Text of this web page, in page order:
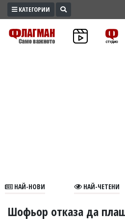
ПРОМО
ЗОНА
В
КАТЕГОРИИ
НАЙ-НОВИ НАЙ-ЧЕТЕНИ
Шофьор отказа да